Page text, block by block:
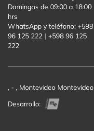
Domingos de 09:00 a 18:00
hrs
WhatsApp y teléfono: +598
96 125 222 | +598 96 125
222
Desarrollo:
, - , Montevideo Montevideo